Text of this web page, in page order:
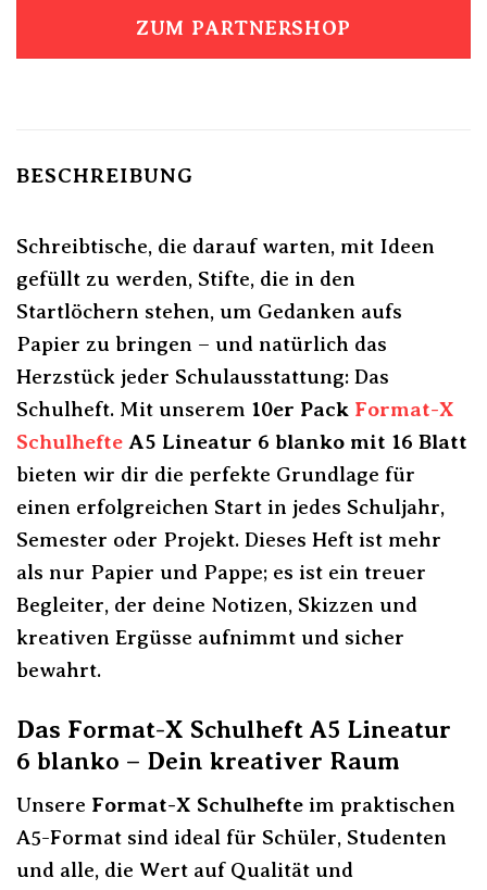
ZUM PARTNERSHOP
BESCHREIBUNG
Schreibtische, die darauf warten, mit Ideen
gefüllt zu werden, Stifte, die in den
Startlöchern stehen, um Gedanken aufs
Papier zu bringen – und natürlich das
Herzstück jeder Schulausstattung: Das
Schulheft. Mit unserem 10er Pack Format-X
Schulhefte A5 Lineatur 6 blanko mit 16 Blatt
bieten wir dir die perfekte Grundlage für
einen erfolgreichen Start in jedes Schuljahr,
Semester oder Projekt. Dieses Heft ist mehr
als nur Papier und Pappe; es ist ein treuer
Begleiter, der deine Notizen, Skizzen und
kreativen Ergüsse aufnimmt und sicher
bewahrt.
Das Format-X Schulheft A5 Lineatur
6 blanko – Dein kreativer Raum
Unsere Format-X Schulhefte im praktischen
A5-Format sind ideal für Schüler, Studenten
und alle, die Wert auf Qualität und